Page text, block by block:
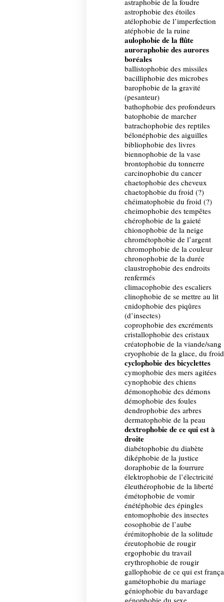
astrophobie des étoiles
atélophobie de l’imperfection
atéphobie de la ruine
aulophobie de la flûte
auroraphobie des aurores
boréales
ballistophobie des missiles
bacilliphobie des microbes
barophobie de la gravité
(pesanteur)
bathophobie des profondeurs
batophobie de marcher
batrachophobie des reptiles
bélonéphobie des aiguilles
bibliophobie des livres
biennophobie de la vase
brontophobie du tonnerre
carcinophobie du cancer
chaetophobie des cheveux
chaetophobie du froid (?)
chéimatophobie du froid (?)
cheimophobie des tempêtes
chérophobie de la gaieté
chionophobie de la neige
chrométophobie de l’argent
chromophobie de la couleur
chronophobie de la durée
claustrophobie des endroits
renfermés
climacophobie des escaliers
clinophobie de se mettre au lit
cnidophobie des piqûres
(d’insectes)
coprophobie des excréments
cristallophobie des cristaux
créatophobie de la viande/sang
cryophobie de la glace, du froid
cyclophobie des bicyclettes
cymophobie des mers agitées
cynophobie des chiens
démonophobie des démons
démophobie des foules
dendrophobie des arbres
dermatophobie de la peau
dextrophobie de ce qui est à
droite
diabétophobie du diabète
diképhobie de la justice
doraphobie de la fourrure
élektrophobie de l’électricité
éleuthérophobie de la liberté
émétophobie de vomir
énétéphobie des épingles
entomophobie des insectes
eosophobie de l’aube
érémitophobie de la solitude
éreutophobie de rougir
ergophobie du travail
erythrophobie de rougir
gallophobie de ce qui est
gamétophobie du mariage
géniophobie du bavardage
génophobie du sexe